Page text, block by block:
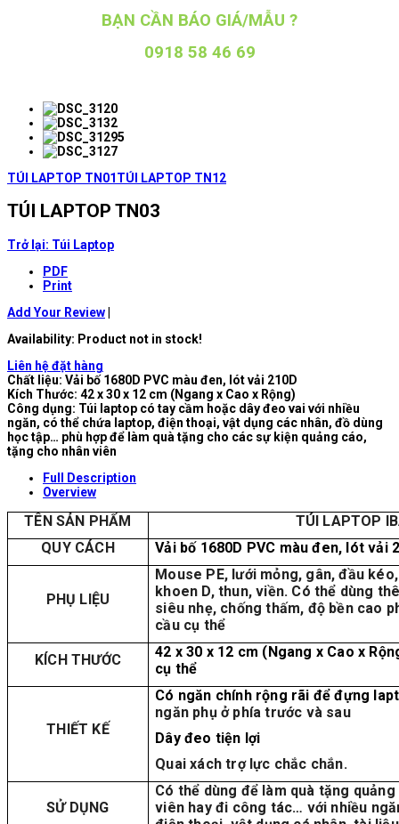
BẠN CẦN BÁO GIÁ/MẪU ?
0918 58 46 69
TÚI LAPTOP TN01TÚI LAPTOP TN12
TÚI LAPTOP TN03
Trở lại: Túi Laptop
PDF
Print
Add Your Review
Availability: Product not in stock!
Liên hệ đặt hàng
Chất liệu: Vải bố 1680D PVC màu đen, lót vải 210D
Kích Thước: 42 x 30 x 12 cm (Ngang x Cao x Rộng)
Công dụng: Túi laptop có tay cầm hoặc dây đeo vai với nhiều
ngăn, có thể chứa laptop, điện thoại, vật dụng các nhân, đồ dùng
học tập… phù hợp để làm quà tặng cho các sự kiện quảng cáo,
tặng cho nhân viên
Full Description
Overview
TÊN SẢN PHẨM
TÚI LAPTOP
QUY CÁCH
Vải bố 1680D PVC màu đen, lót vải
PHỤ LIỆU
Mouse PE, lưới mỏng, gân, đầu
khoen D, thun, viền. Có thể dùng
siêu nhẹ, chống thấm, độ bền cao
cầu cụ thể
KÍCH THƯỚC
42 x 30 x 12 cm (Ngang x Cao x
cụ thể
THIẾT KẾ
Có ngăn chính rộng rãi để đựng
ngăn phụ ở phía trước và sau
Dây đeo tiện lợi
Quai xách trợ lực chắc chắn.
SỬ DỤNG
Có thể dùng để làm quà tặng
viên hay đi công tác… với nhiều